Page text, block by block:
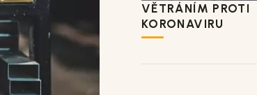
VĚTRÁNÍM PROTI
KORONAVIRU